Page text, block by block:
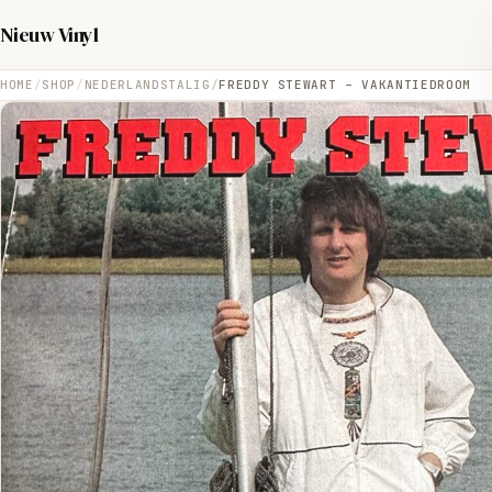
Nieuw Vinyl
HOME SHOP NEDERLANDSTALIG FREDDY STEWART – VAKANTIEDROOM